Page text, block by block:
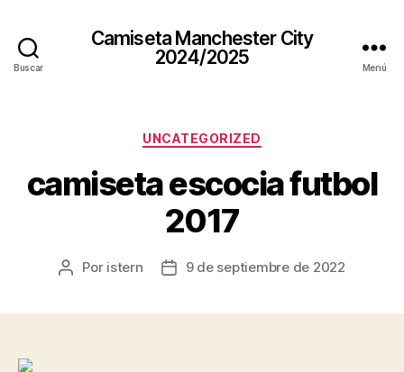
Buscar
Camiseta Manchester City
2024/2025
Menú
Categorías
UNCATEGORIZED
camiseta escocia futbol
2017
Autor
Por istern
Fecha9 de septiembre de 2022